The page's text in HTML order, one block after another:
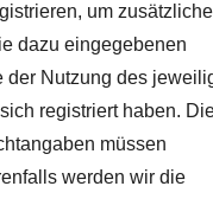
um zusätzliche
dazu eingegebenen
der Nutzung des
registriert haben.
müssen
werden wir die